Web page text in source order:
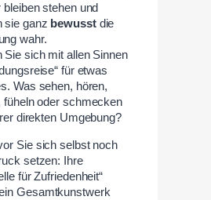
bleiben stehen und
sie ganz bewusstdie
wahr.
Sie sich mit allen Sinnen
für etwas
Was sehen, hören,
füheln oder schmecken
direkten Umgebung?
Sie sich selbst noch
setzen: Ihre
für Zufriedenheit“
Gesamtkunstwerk